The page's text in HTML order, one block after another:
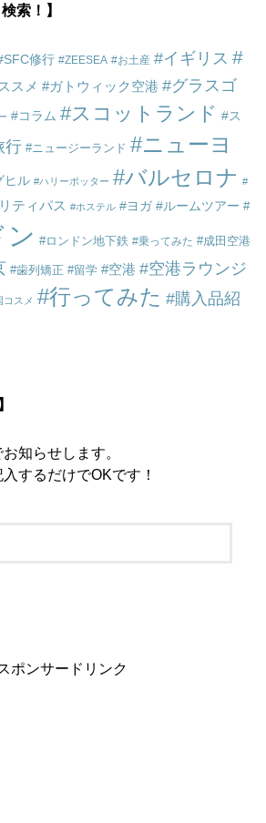
索！】
SFC修行 ZEESEA お土産 イギリス
スメ ガトウィック空港
グラスゴ
コラム スコットランド ス
行 ニュージーランド
ニューヨ
ヒル ハリーポッター バルセロナ
ティパス ホステル ヨガ ルームツアー
ン ロンドン地下鉄 乗ってみた 成田空港
歯列矯正 留学 空港 空港ラウンジ
コスメ 行ってみた
購入品紹
知らせします。
するだけでOKです！
ポンサードリンク